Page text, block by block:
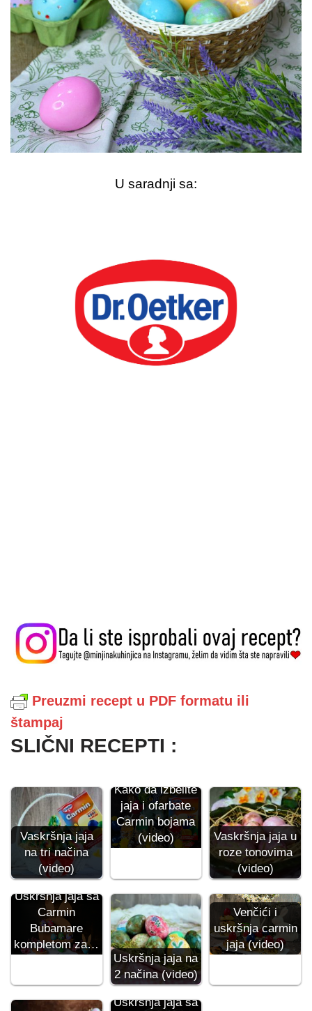
U saradnji sa:
Preuzmi recept u PDF formatu ili
štampaj
SLIČNI RECEPTI :
Vaskršnja jaja
na tri načina
(video)
Kako da izbelite
jaja i ofarbate
Carmin bojama
(video)
Vaskršnja jaja u
roze tonovima
(video)
Uskršnja jaja sa
Carmin
Bubamare
kompletom za…
Uskršnja jaja na
2 načina (video)
Venčići i
uskršnja carmin
jaja (video)
Uskršnja jaja sa